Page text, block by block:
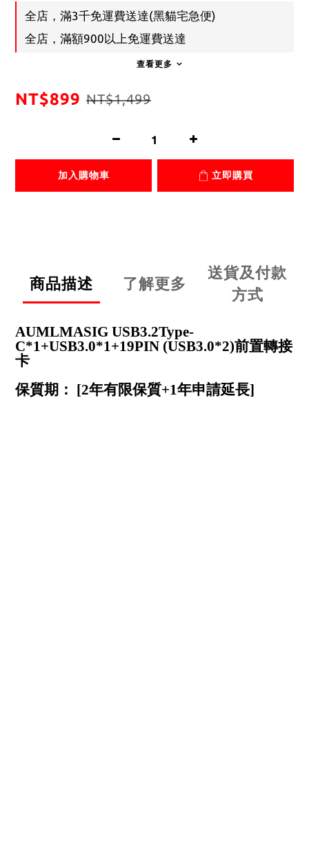
全店，滿3千免運費送達(黑貓宅急便)
全店，滿額900以上免運費送達
查看更多
NT$899 NT$1,499
加入購物車 立即購買
商品描述 了解更多
送貨及付款
方式
AUMLMASIG USB3.2Type-
C*1+USB3.0*1+19PIN (USB3.0*2)前置轉接
卡
保質期： [2年有限保質+1年申請延長]